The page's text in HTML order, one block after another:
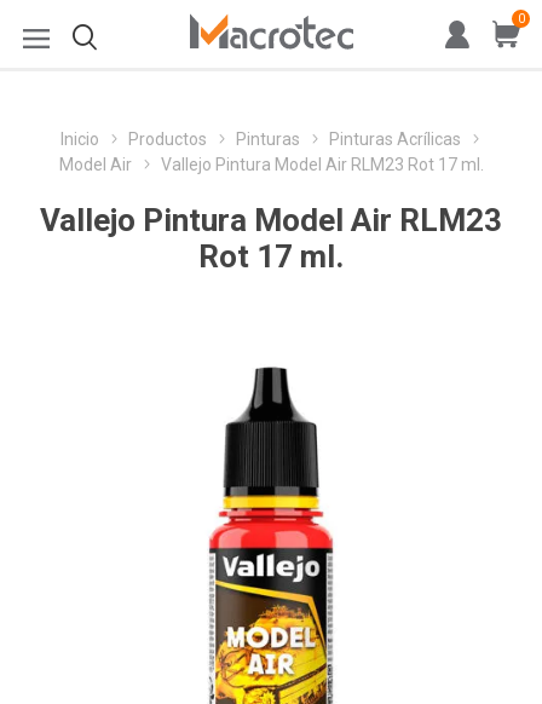
0
Inicio Productos Pinturas
Pinturas Acrílicas
Model Air
Vallejo Pintura Model Air RLM23 Rot 17 ml.
Vallejo Pintura Model Air RLM23
Rot 17 ml.